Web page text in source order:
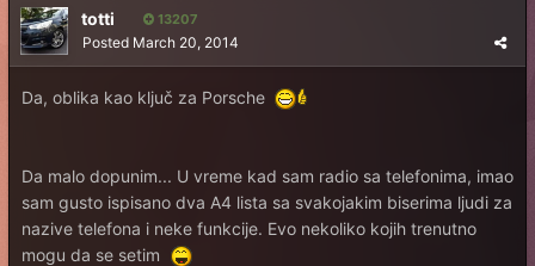
totti 13207
Posted March 20, 2014
Da, oblika kao ključ za Porsche
Da malo dopunim... U vreme kad sam radio sa telefonima, imao
sam gusto ispisano dva A4 lista sa svakojakim biserima ljudi za
nazive telefona i neke funkcije. Evo nekoliko kojih trenutno
mogu da se setim